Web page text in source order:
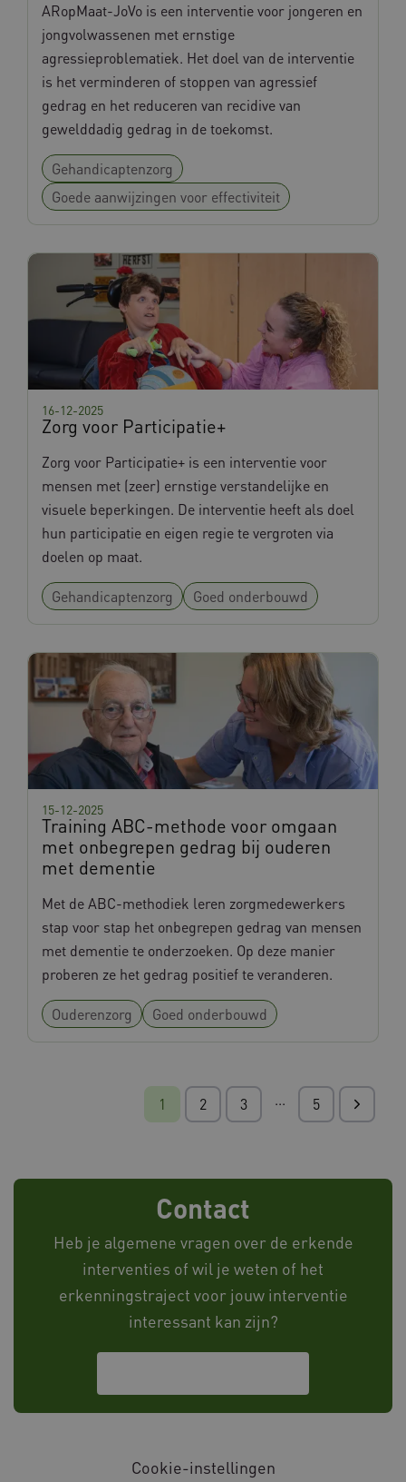
ARopMaat-JoVo is een interventie voor jongeren en
jongvolwassenen met ernstige
agressieproblematiek. Het doel van de interventie
is het verminderen of stoppen van agressief
gedrag en het reduceren van recidive van
gewelddadig gedrag in de toekomst.
Gehandicaptenzorg
Goede aanwijzingen voor effectiviteit
Zorg voor Participatie+
16-12-2025
Zorg voor Participatie+ is een interventie voor
mensen met (zeer) ernstige verstandelijke en
visuele beperkingen. De interventie heeft als doel
hun participatie en eigen regie te vergroten via
doelen op maat.
Gehandicaptenzorg Goed onderbouwd
Training ABC-methode voor omgaan
met onbegrepen gedrag bij ouderen
met dementie
15-12-2025
Met de ABC-methodiek leren zorgmedewerkers
stap voor stap het onbegrepen gedrag van mensen
met dementie te onderzoeken. Op deze manier
proberen ze het gedrag positief te veranderen.
Ouderenzorg Goed onderbouwd
1 2 3 ... 5
Contact
Heb je algemene vragen over de erkende
interventies of wil je weten of het
erkenningstraject voor jouw interventie
interessant kan zijn?
Cookie-instellingen
TiPMix
BCSessionID vilans.blueconic.net
Naam
ga_session_duration www.databankinterventies.nl
_ga_NTPGQCE08F .databankinterventies.nl
YSC
Google LLC
.youtube.com
BCSessionID
BCSessionID w036.databankinterventies.nl
Google LLC
.youtube.com
Amazon.com Inc.
w036.databankinterventies.nl
FPID
Google